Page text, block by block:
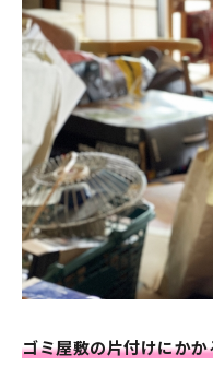
ゴミ屋敷の片付けにか